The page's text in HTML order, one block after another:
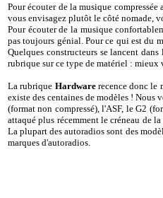
Pour écouter de la musique compressée
vous envisagez plutôt le côté nomade,
Pour écouter de la musique
pas toujours génial. Pour ce qui est du
Quelques constructeurs se lancent
rubrique sur ce type de matériel : mieux
La rubrique Hardwarerecence donc le
existe des centaines de modèles ! Nous
(format non compressé), l'ASF, le G2
attaqué plus récemment le créneau de
La plupart des autoradios sont des
marques d'autoradios.